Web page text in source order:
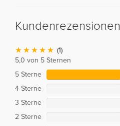
Kundenrezensionen
(1)
5,0 von 5 Sternen
5 Sterne
4 Sterne
3 Sterne
2 Sterne